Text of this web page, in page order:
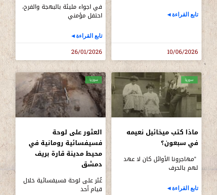
تابع القراءة◄
10/06/2026
في اجواء مليئة بالبهجة والفرح،
احتفل مؤمني
تابع القراءة◄
26/01/2026
سوريا
ماذا كتب ميخائيل نعيمه
في سبعون؟
“مهاجرونا الأوائل كان لا عهد
لهم بالحرف
تابع القراءة◄
سوريا
العثور على لوحة
فسيفسائية رومانية في
محيط مدينة قارة بريف
دمشق
عُثر على لوحة فسيفسائية خلال
قيام أحد